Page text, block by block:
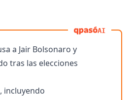
AI
a Jair Bolsonaro y
tras las elecciones
incluyendo